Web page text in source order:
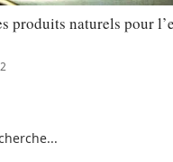
produits naturels pour